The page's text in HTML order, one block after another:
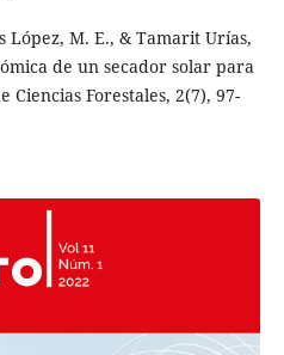
López, M. E., & Tamarit Urías,
de un secador solar para
Ciencias Forestales, 2(7), 97-